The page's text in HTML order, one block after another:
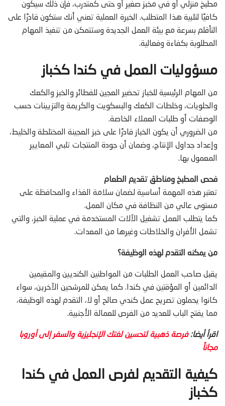
مطبخ منزلي أو في مخبز صغير أو حتى كمتدرب، فإن ذلك سيكون
كافيًا لتلبية هذا المتطلب. الخبرة العملية تعني أنك ستكون قادرًا على
التأقلم بسرعة مع بيئة العمل الجديدة وستتمكن من تنفيذ المهام
المطلوبة بكفاءة وفعالية.
مسؤوليات العمل في كندا كخباز
من المهام الرئيسية للخباز تحضير العجين للفطائر والخبز والكعك
والحلويات، وخلطات الكعك والبسكويت والكريمة والتزيينات حسب
الوصفات أو طلبات العملاء الخاصة.
من الضروري أن يكون الخباز قادرًا على خبز العجينة المختلطة والخليط،
وإعداد جداول الإنتاج، وضمان أن جودة المنتجات تلبي المعايير
المعمول بها.
فحص المطبخ ومناطق تقديم الطعام
تعتبر هذه المهمة أساسية لضمان سلامة الغذاء والمحافظة على
مستوى عالي من النظافة في مكان العمل.
كما يتطلب العمل تشغيل الآلات المستخدمة في عملية الخبز، والتي
تشمل الأفران والخلاطات وغيرها من المعدات.
من يمكنه التقدم لهذه الوظيفة؟
يقبل صاحب العمل الطلبات من المواطنين الكنديين والمقيمين
الدائمين أو المؤقتين في كندا. كما يمكن للمرشحين الآخرين، سواء
كانوا يحملون تصريح عمل كندي صالح أو لا، التقدم لهذه الوظيفة،
مما يفتح الباب للعديد من الفرص للعمالة الأجنبية.
اقرأ أيضا:فرصة ذهبية لتحسين لغتك الإنجليزية والسفر إلى أوروبا
مجاناً
كيفية التقديم لفرص العمل في كندا
كخباز